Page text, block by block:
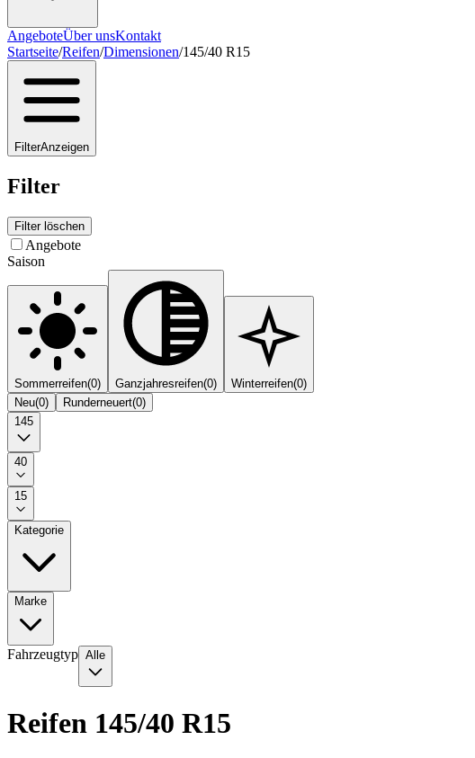
AngeboteÜber unsKontakt
Startseite/Reifen/Dimensionen/145/40 R15
FilterAnzeigen
Filter
Filter löschen
Angebote
Saison
Sommerreifen(0) Ganzjahresreifen(0) Winterreifen(0)
Neu(0) Runderneuert(0)
145
40
15
Kategorie
Marke
Fahrzeugtyp Alle
Reifen 145/40 R15